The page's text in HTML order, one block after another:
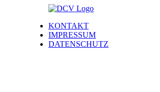
KONTAKT
IMPRESSUM
DATENSCHUTZ